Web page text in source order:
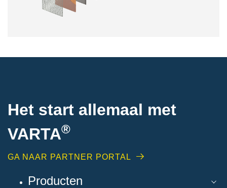
Het start allemaal met
VARTA®
GA NAAR PARTNER PORTAL
Producten